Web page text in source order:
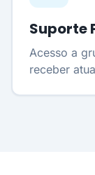
Suporte
Acesso a
receber